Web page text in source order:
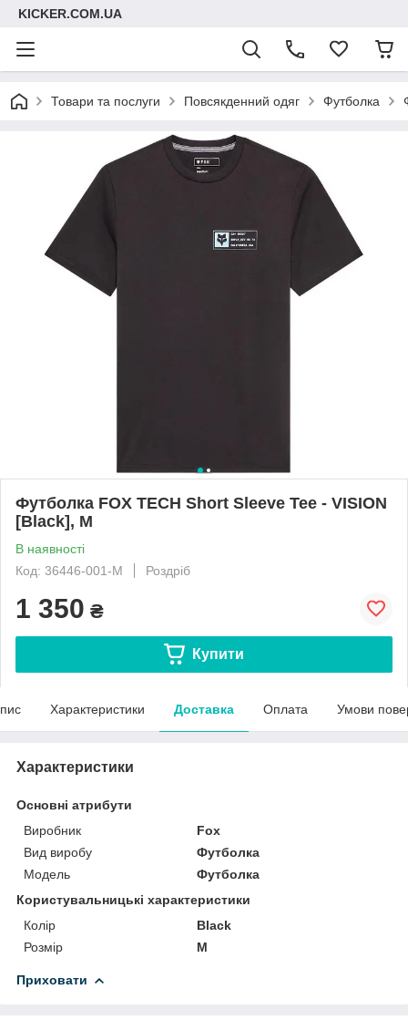
KICKER.COM.UA
Товари та послуги Повсякденний одяг Футболка
Футболка FOX TECH Short Sleeve Tee - VISION
[Black], M
В наявності
Код: 36446-001-M
Роздріб
1 350 ₴
Купити
Характеристики Доставка Оплата Умови
Характеристики
Основні атрибути
Виробник
Fox
Вид виробу
Футболка
Модель
Футболка
Користувальницькі характеристики
Колір
Black
Розмір
M
Приховати